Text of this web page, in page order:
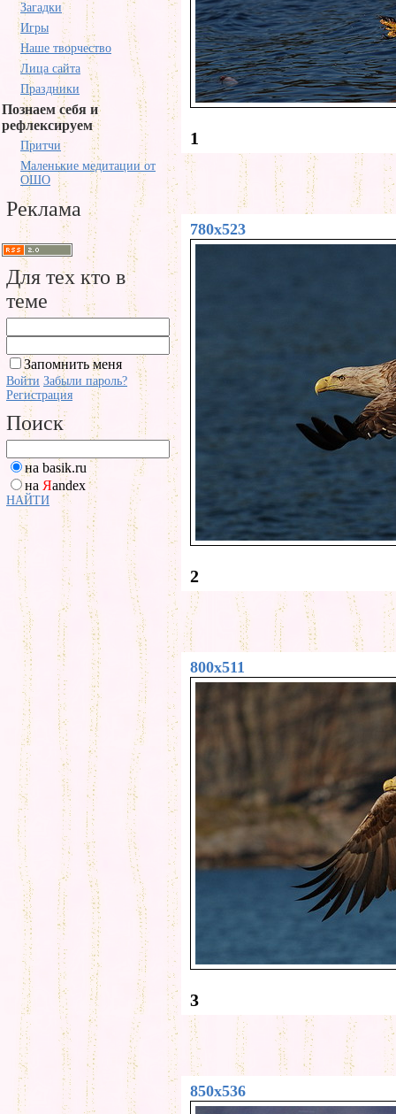
Загадки
Игры
Наше творчество
Лица сайта
Праздники
Познаем себя и
рефлексируем
Притчи
Маленькие медитации от
ОШО
Реклама
Для тех кто в
теме
Запомнить меня
Войти Забыли пароль?
Регистрация
Поиск
на basik.ru
на Яandex
НАЙТИ
1
780x523
2
800x511
3
850x536